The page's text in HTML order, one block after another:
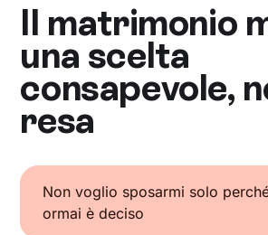
Il matrimonio
una scelta
consapevole,
resa
Non voglio sposarmi solo
ormai è deciso